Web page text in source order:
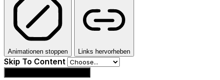
Animationen stoppen Links hervorheben
Skip To Content